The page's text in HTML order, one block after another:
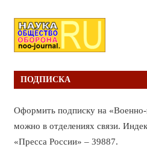
ПОДПИСКА
Оформить подписку на
можно в отделениях связи.
«Пресса России» – 39887.